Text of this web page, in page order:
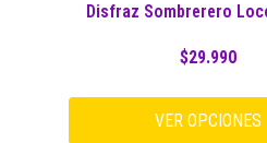
Disfraz Sombrerero
$29.990
VER OPCIONES